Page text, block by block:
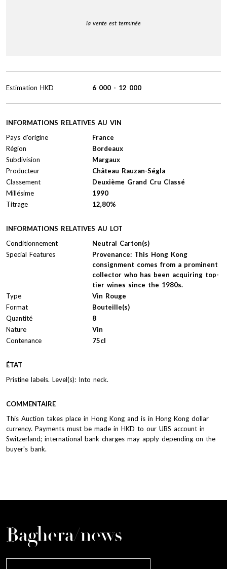
la vente est terminée
INFORMATIONS RELATIVES AU VIN
Pays d'origine
France
Région
Bordeaux
Subdivision
Margaux
Producteur
Château Rauzan-Ségla
Classement
Deuxième Grand Cru Classé
Millésime
1990
Titrage
12,80%
INFORMATIONS RELATIVES AU LOT
Conditionnement
Neutral Carton(s)
Special Features
Provenance: This Hong Kong
consignment comes from a prominent
collector who has been acquiring top-
tier wines since the 1980s.
Type
Vin Rouge
Format
Bouteille(s)
Quantité
8
Nature
Vin
Contenance
75cl
Estimation HKD 6 000 - 12 000
ÉTAT
Pristine labels. Level(s): Into neck.
COMMENTAIRE
This Auction takes place in Hong Kong and is in Hong Kong dollar
currency. Payments must be made in HKD to our UBS account in
Switzerland; international bank charges may apply depending on the
buyer's bank.
Baghera/news